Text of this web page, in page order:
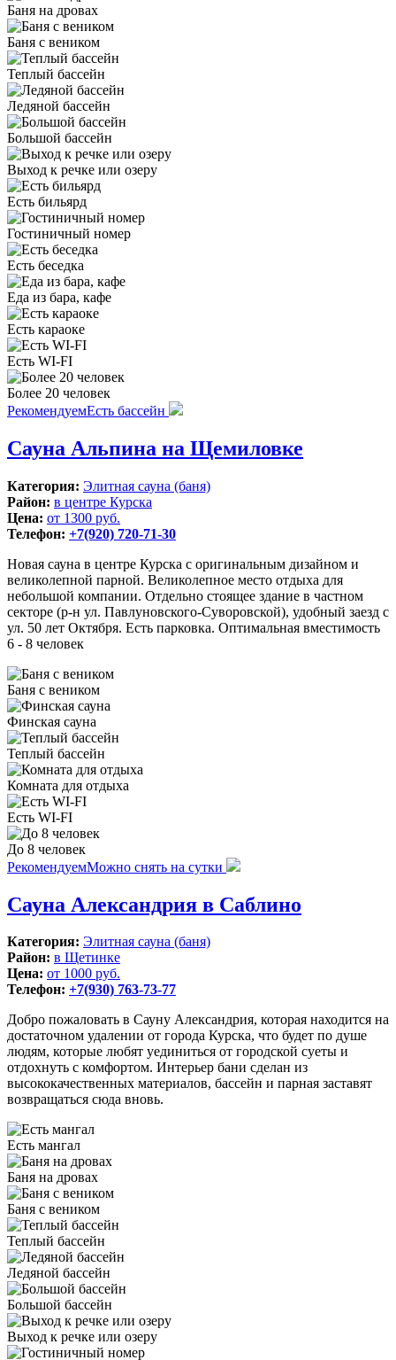
Баня на дровах
Баня с веником
Теплый бассейн
Ледяной бассейн
Большой бассейн
Выход к речке или озеру
Есть бильярд
Гостиничный номер
Есть беседка
Еда из бара, кафе
Есть караоке
Есть WI-FI
Более 20 человек
РекомендуемЕсть бассейн
Сауна Альпина на Щемиловке
Категория: Элитная сауна (баня)
Район: в центре Курска
Цена: от 1300 руб.
Телефон: +7(920) 720-71-30
Новая сауна в центре Курска с оригинальным дизайном и
великолепной парной. Великолепное место отдыха для
небольшой компании. Отдельно стоящее здание в частном
секторе (р-н ул. Павлуновского-Суворовской), удобный заезд с
ул. 50 лет Октября. Есть парковка. Оптимальная вместимость
6 - 8 человек
Баня с веником
Финская сауна
Теплый бассейн
Комната для отдыха
Есть WI-FI
До 8 человек
РекомендуемМожно снять на сутки
Сауна Александрия в Саблино
Категория: Элитная сауна (баня)
Район: в Щетинке
Цена: от 1000 руб.
Телефон: +7(930) 763-73-77
Добро пожаловать в Сауну Александрия, которая находится на
достаточном удалении от города Курска, что будет по душе
людям, которые любят уединиться от городской суеты и
отдохнуть с комфортом. Интерьер бани сделан из
высококачественных материалов, бассейн и парная заставят
возвращаться сюда вновь.
Есть мангал
Баня на дровах
Баня с веником
Теплый бассейн
Ледяной бассейн
Большой бассейн
Выход к речке или озеру